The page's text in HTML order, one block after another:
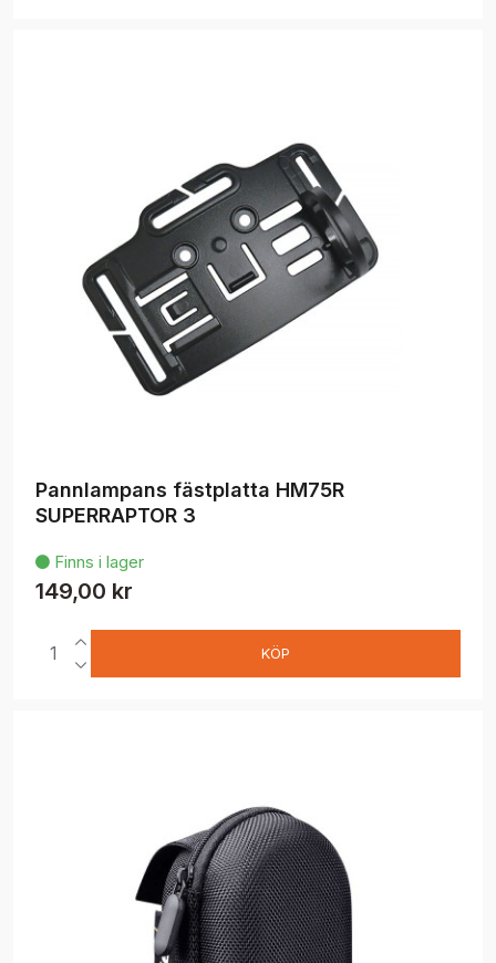
 Finns i lager
Pannlampans fästplatta HM75R
SUPERRAPTOR 3
149,00 kr
KÖP